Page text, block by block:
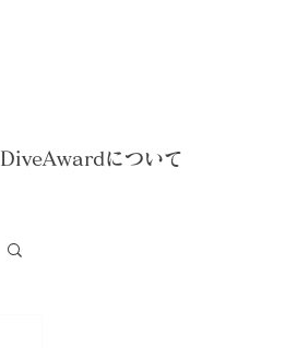
DiveAwardについて